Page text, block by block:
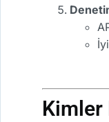
Kimler